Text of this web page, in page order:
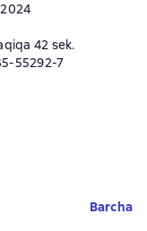
42 sek.
55292-7
Barcha